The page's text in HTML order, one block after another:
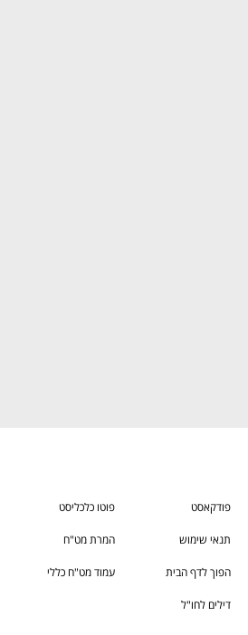
פודקאסט פוטו כלכליסט
תנאי שימוש המרת מט"ח
הפוך לדף הבית עמוד מט"ח כללי
דילים לחו"ל